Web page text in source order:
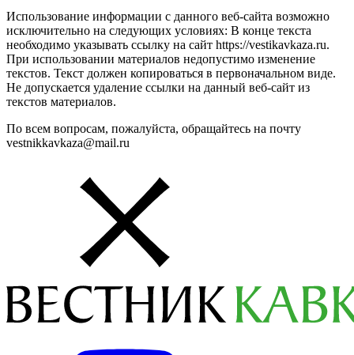
Использование информации с данного веб-сайта возможно
исключительно на следующих условиях: В конце текста
необходимо указывать ссылку на сайт https://vestikavkaza.ru.
При использовании материалов недопустимо изменение
текстов. Текст должен копироваться в первоначальном виде.
Не допускается удаление ссылки на данный веб-сайт из
текстов материалов.
По всем вопросам, пожалуйста, обращайтесь на почту
vestnikkavkaza@mail.ru